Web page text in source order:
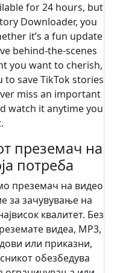
for 24 hours, but
Downloader, you
it’s a fun update
behind-the-scenes
you want to cherish,
save TikTok stories
miss an important
watch it anytime you
преземач на
потреба
преземач на видео
за зачувување на
квалитет. Без
видеа, MP3,
или приказни,
обезбедува